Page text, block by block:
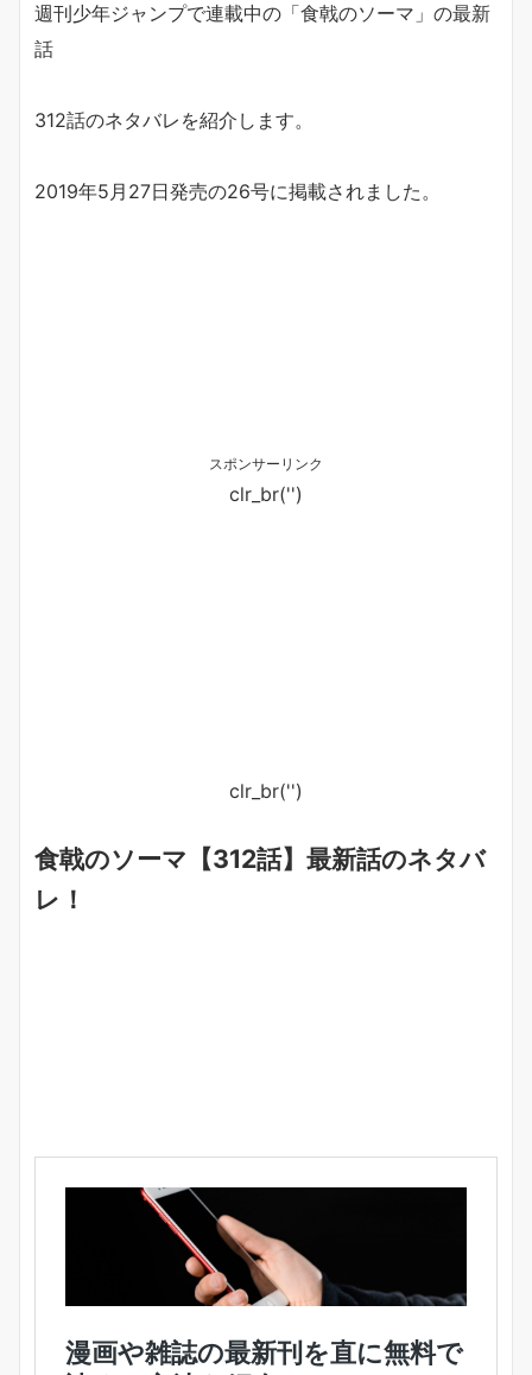
週刊少年ジャンプで連載中の「食戟のソーマ」の最新
話
312話のネタバレを紹介します。
2019年5月27日発売の26号に掲載されました。
スポンサーリンク
clr_br('')
clr_br('')
食戟のソーマ【312話】最新話のネタバ
レ！